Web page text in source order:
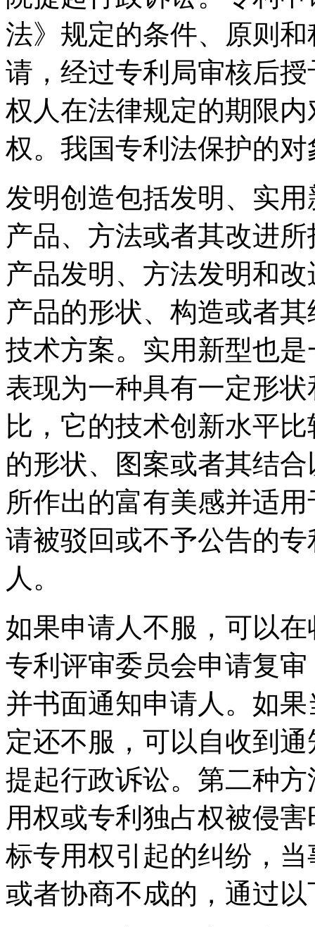
法》规定的条件、原则
请，经过专利局审核后
权人在法律规定的期限
权。我国专利法保护的
发明创造包括发明、实
产品、方法或者其改进
产品发明、方法发明和
产品的形状、构造或者
技术方案。实用新型也
表现为一种具有一定形
比，它的技术创新水平
的形状、图案或者其结
所作出的富有美感并适
请被驳回或不予公告的
人。
如果申请人不服，可以
专利评审委员会申请复
并书面通知申请人。如
定还不服，可以自收到
提起行政诉讼。第二种
用权或专利独占权被侵
标专用权引起的纠纷，
或者协商不成的，通过